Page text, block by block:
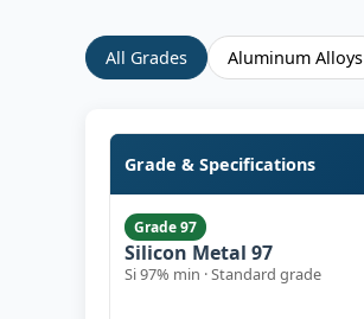
All Grades Aluminum Alloys
Grade & Specifications
Grade 97
Silicon Metal 97
Si 97% min · Standard grade